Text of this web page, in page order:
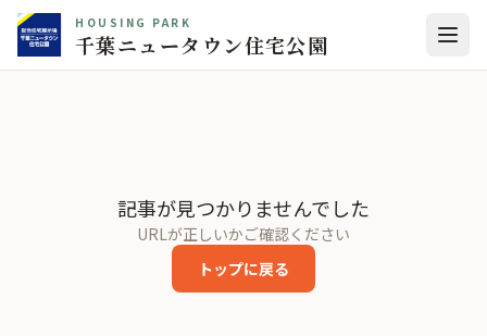
HOUSING PARK
千葉ニュータウン住宅公園
記事が見つかりませんでした
URLが正しいかご確認ください
トップに戻る